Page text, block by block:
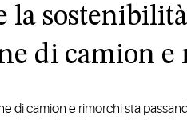
la
di camion
di camion e rimorchi sta